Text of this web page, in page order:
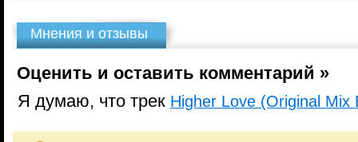
Мнения и отзывы
Оценить и оставить комментарий »
Я думаю, что трек Higher Love (Original Mix